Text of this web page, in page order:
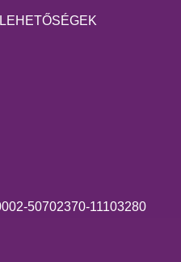
50702370-11103280